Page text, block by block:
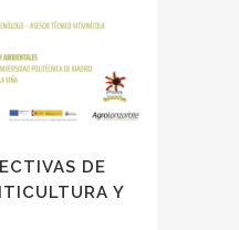
DE
Y